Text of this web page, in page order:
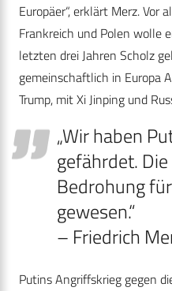
Europäer“, erklärt Merz. Vor
Frankreich und Polen wolle
letzten drei Jahren Scholz
gemeinschaftlich in Europa
Trump, mit Xi Jinping und
„Wir haben
gefährdet.
Bedrohung
gewesen.“
– Friedrich
Putins Angriffskrieg gegen